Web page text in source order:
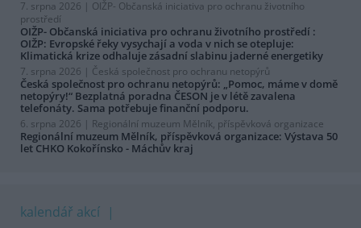
7. srpna 2026 | OIŽP- Občanská iniciativa pro ochranu životního
prostředí
OIŽP- Občanská iniciativa pro ochranu životního prostředí :
OIŽP: Evropské řeky vysychají a voda v nich se otepluje:
Klimatická krize odhaluje zásadní slabinu jaderné energetiky
7. srpna 2026 | Česká společnost pro ochranu netopýrů
Česká společnost pro ochranu netopýrů: „Pomoc, máme v domě
netopýry!“ Bezplatná poradna ČESON je v létě zavalena
telefonáty. Sama potřebuje finanční podporu.
6. srpna 2026 | Regionální muzeum Mělník, příspěvková organizace
Regionální muzeum Mělník, příspěvková organizace: Výstava 50
let CHKO Kokořínsko - Máchův kraj
kalendář akcí